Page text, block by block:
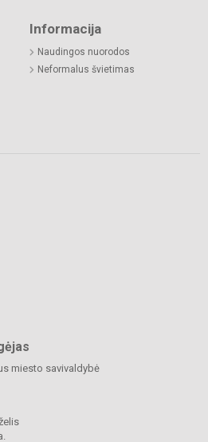
Informacija
Naudingos nuorodos
Neformalus švietimas
miesto savivaldybė